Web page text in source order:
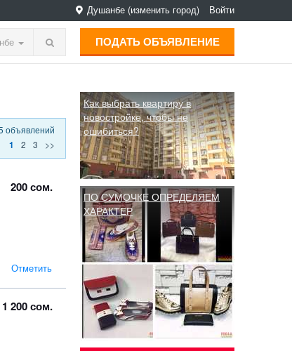
Душанбе (изменить город) Войти
ПОДАТЬ ОБЪЯВЛЕНИЕ
объявлений
1
2 3 >>
200 сом.
Отметить
1 200 сом.
Как выбрать квартиру в
новостройке, чтобы не
ошибиться?
ПО СУМОЧКЕ ОПРЕДЕЛЯЕМ
ХАРАКТЕР